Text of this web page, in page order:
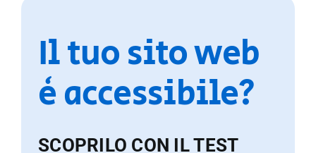
Il tuo sito web
è accessibile?
SCOPRILO CON IL TEST